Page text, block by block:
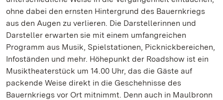
ohne dabei den ernsten Hintergrund des Bauernkriegs
aus den Augen zu verlieren. Die Darstellerinnen und
Darsteller erwarten sie mit einem umfangreichen
Programm aus Musik, Spielstationen, Picknickbereichen,
Infoständen und mehr. Höhepunkt der Roadshow ist ein
Musiktheaterstück um 14.00 Uhr, das die Gäste auf
packende Weise direkt in die Geschehnisse des
Bauernkriegs vor Ort mitnimmt. Denn auch in Maulbronn